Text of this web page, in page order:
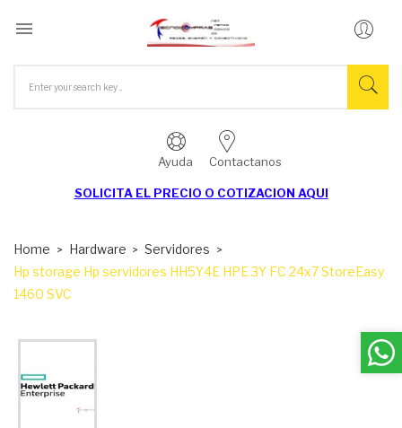

Ayuda Contactanos
SOLICITA EL PRECIO O COTIZACION AQUI
Home Hardware
Servidores
Hp storage Hp servidores HH5Y4E HPE 3Y FC 24x7 StoreEasy
1460 SVC